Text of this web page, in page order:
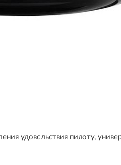
удовольствия пилоту,